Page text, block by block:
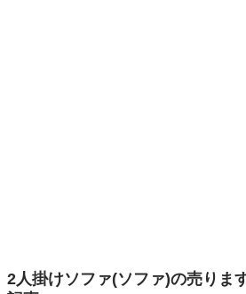
2人掛けソファ(ソファ)の売りま